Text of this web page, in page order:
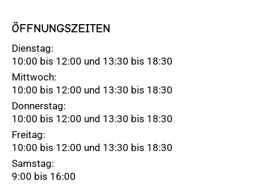
ÖFFNUNGSZEITEN
Dienstag:
10:00 bis 12:00 und 13:30 bis 18:30
Mittwoch:
10:00 bis 12:00 und 13:30 bis 18:30
Donnerstag:
10:00 bis 12:00 und 13:30 bis 18:30
Freitag:
10:00 bis 12:00 und 13:30 bis 18:30
Samstag:
9:00 bis 16:00